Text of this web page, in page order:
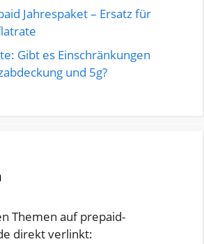
Jahrespaket – Ersatz für
Gibt es Einschränkungen
und 5g?
Themen auf prepaid-
direkt verlinkt: